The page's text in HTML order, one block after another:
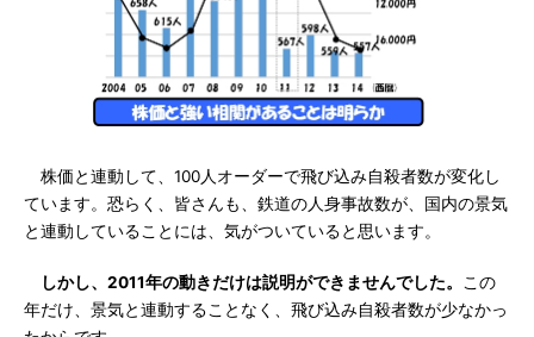
株価と連動して、100人オーダーで飛び込み自殺者数が変化し
ています。恐らく、皆さんも、鉄道の人身事故数が、国内の景気
と連動していることには、気がついていると思います。
しかし、2011年の動きだけは説明ができませんでした。
この
年だけ、景気と連動することなく、飛び込み自殺者数が少なかっ